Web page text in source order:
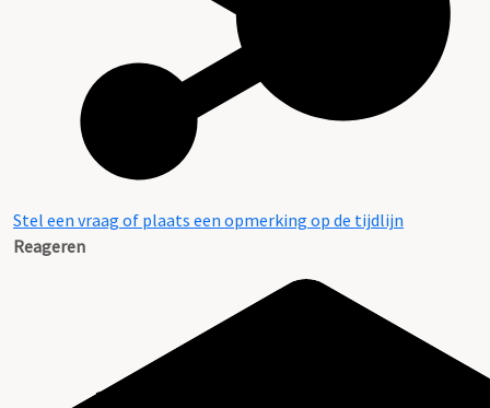
Stel een vraag of plaats een opmerking op de tijdlijn
Reageren